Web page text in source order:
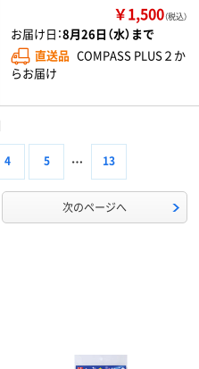
￥1,500（税込）
お届け日：8月26日（水）まで
直送品 COMPASS PLUS２か
らお届け
4 5 13
次のページへ